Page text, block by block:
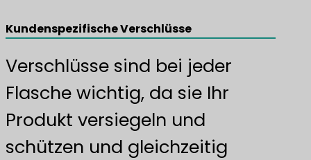
Kundenspezifische Verschlüsse
Verschlüsse sind bei jeder
Flasche wichtig, da sie Ihr
Produkt versiegeln und
schützen und gleichzeitig